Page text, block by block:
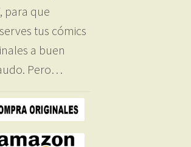
para que
tus cómics
a buen
Pero…